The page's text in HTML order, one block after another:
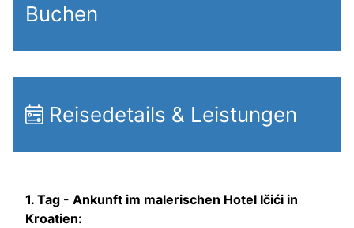
Buchen
Reisedetails & Leistungen
1. Tag - Ankunft im malerischen Hotel Ičići in
Kroatien: